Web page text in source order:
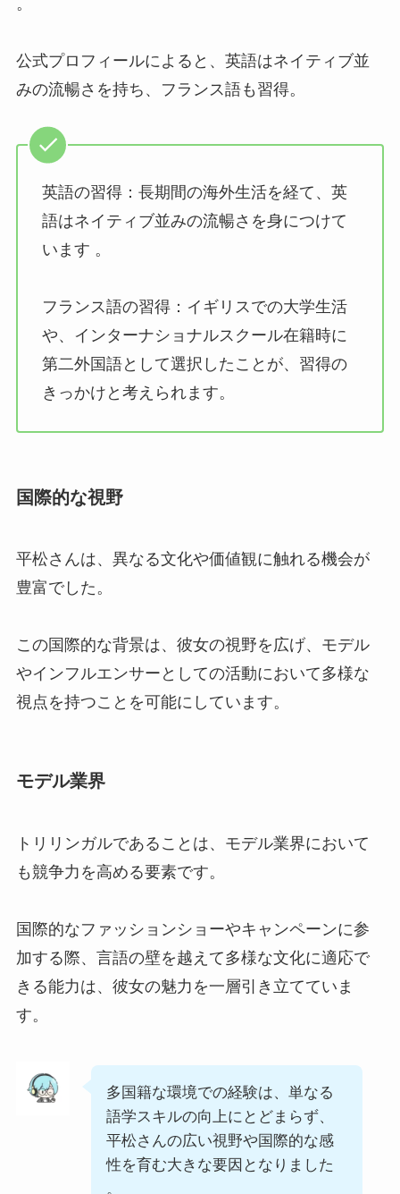
。
公式プロフィールによると、英語はネイティブ並
みの流暢さを持ち、フランス語も習得。
英語の習得：長期間の海外生活を経て、英
語はネイティブ並みの流暢さを身につけて
います 。
フランス語の習得：イギリスでの大学生活
や、インターナショナルスクール在籍時に
第二外国語として選択したことが、習得の
きっかけと考えられます。
国際的な視野
平松さんは、異なる文化や価値観に触れる機会が
豊富でした。
この国際的な背景は、彼女の視野を広げ、モデル
やインフルエンサーとしての活動において多様な
視点を持つことを可能にしています。
モデル業界
トリリンガルであることは、モデル業界において
も競争力を高める要素です。
国際的なファッションショーやキャンペーンに参
加する際、言語の壁を越えて多様な文化に適応で
きる能力は、彼女の魅力を一層引き立てていま
す。
多国籍な環境での経験は、単なる
語学スキルの向上にとどまらず、
平松さんの広い視野や国際的な感
性を育む大きな要因となりました
。